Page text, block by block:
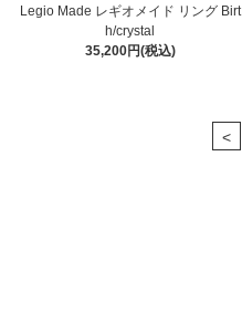
Legio Made レギオメイド リング Birt
h/crystal
35,200円(税込)
<